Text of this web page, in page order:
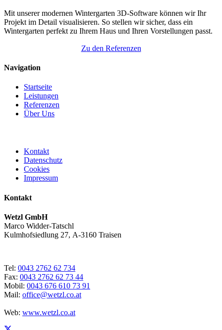
Mit unserer modernen Wintergarten 3D-Software können wir Ihr
Projekt im Detail visualisieren. So stellen wir sicher, dass ein
Wintergarten perfekt zu Ihrem Haus und Ihren Vorstellungen passt.
Zu den Referenzen
Navigation
Startseite
Leistungen
Referenzen
Über Uns
Kontakt
Datenschutz
Cookies
Impressum
Kontakt
Wetzl GmbH
Marco Widder-Tatschl
Kulmhofsiedlung 27, A-3160 Traisen
Tel: 0043 2762 62 734
Fax: 0043 2762 62 73 44
Mobil: 0043 676 610 73 91
Mail: office@wetzl.co.at
Web: www.wetzl.co.at